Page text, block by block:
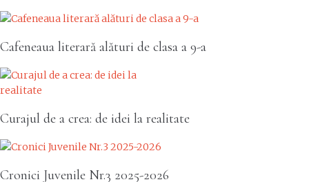
Cafeneaua literară alături de clasa a 9-a
Curajul de a crea: de idei la realitate
Cronici Juvenile Nr.3 2025-2026